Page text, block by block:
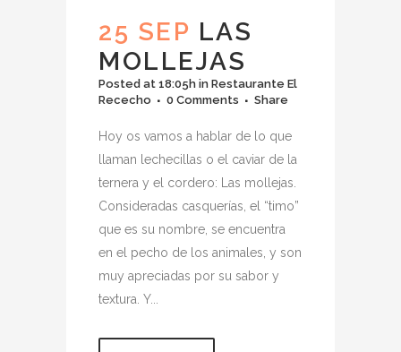
25 SEP LAS
MOLLEJAS
Posted at 18:05h in Restaurante El
Rececho
0 Comments Share
Hoy os vamos a hablar de lo que
llaman lechecillas o el caviar de la
ternera y el cordero: Las mollejas.
Consideradas casquerías, el “timo”
que es su nombre, se encuentra
en el pecho de los animales, y son
muy apreciadas por su sabor y
textura. Y...